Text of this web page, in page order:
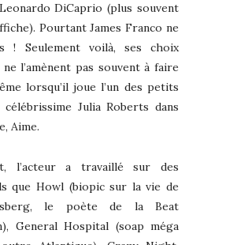
DiCaprio (plus souvent
Pourtant James Franco ne
! Seulement voilà, ses choix
l’amènent pas souvent à faire
lorsqu’il joue l’un des petits
Julia Roberts dans
Aime.
l’acteur a travaillé sur des
que Howl (biopic sur la vie de
le poète de la Beat
General Hospital (soap méga